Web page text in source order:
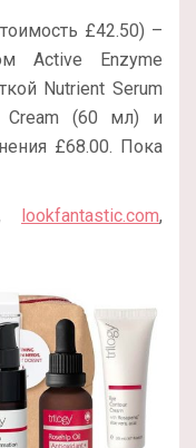
£42.50) –
Active Enzyme
Nutrient Serum
Cream (60 мл) и
£68.00. Пока
lookfantastic.com,